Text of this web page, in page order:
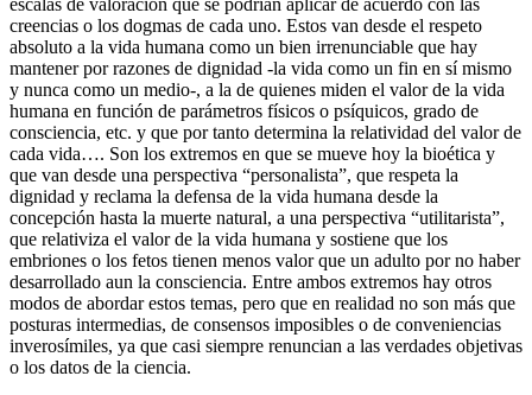
creencias o los dogmas de cada uno. Estos van desde el respeto
absoluto a la vida humana como un bien irrenunciable que hay
mantener por razones de dignidad -la vida como un fin en sí mismo
y nunca como un medio-, a la de quienes miden el valor de la vida
humana en función de parámetros físicos o psíquicos, grado de
consciencia, etc. y que por tanto determina la relatividad del valor de
cada vida…. Son los extremos en que se mueve hoy la bioética y
que van desde una perspectiva “personalista”, que respeta la
dignidad y reclama la defensa de la vida humana desde la
concepción hasta la muerte natural, a una perspectiva “utilitarista”,
que relativiza el valor de la vida humana y sostiene que los
embriones o los fetos tienen menos valor que un adulto por no haber
desarrollado aun la consciencia. Entre ambos extremos hay otros
modos de abordar estos temas, pero que en realidad no son más que
posturas intermedias, de consensos imposibles o de conveniencias
inverosímiles, ya que casi siempre renuncian a las verdades objetivas
o los datos de la ciencia.